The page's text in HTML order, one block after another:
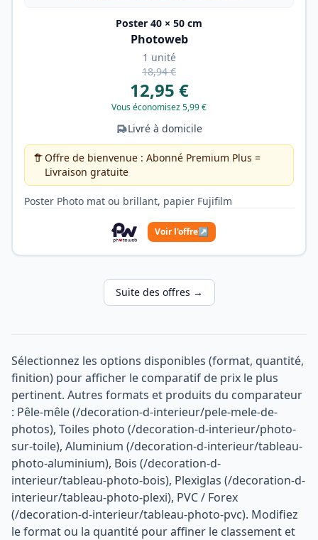
Poster 40 × 50 cm
Photoweb
1 unité
18,94 €
12,95 €
Vous économisez 5,99 €
Livré à domicile
Offre de bienvenue : Abonné Premium Plus =
Livraison gratuite
Poster Photo mat ou brillant, papier Fujifilm
Voir l'offre↗
Suite des offres →
Sélectionnez les options disponibles (format, quantité,
finition) pour afficher le comparatif de prix le plus
pertinent. Autres formats et produits du comparateur
: Pêle-mêle (/decoration-d-interieur/pele-mele-de-
photos), Toiles photo (/decoration-d-interieur/photo-
sur-toile), Aluminium (/decoration-d-interieur/tableau-
photo-aluminium), Bois (/decoration-d-
interieur/tableau-photo-bois), Plexiglas (/decoration-d-
interieur/tableau-photo-plexi), PVC / Forex
(/decoration-d-interieur/tableau-photo-pvc). Modifiez
le format ou la quantité pour affiner le classement et